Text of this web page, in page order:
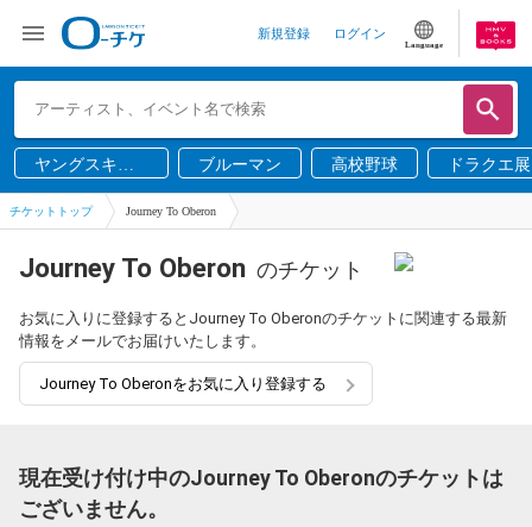
新規登録 ログイン
Language
ヤングスキニ
ー
ブルーマン 高校野球 ドラクエ展
チケットトップ Journey To Oberon
Journey To Oberon のチケット
お気に入りに登録するとJourney To Oberonのチケットに関連する最新
情報をメールでお届けいたします。
Journey To Oberonをお気に入り登録する
現在受け付け中のJourney To Oberonのチケットは
ございません。